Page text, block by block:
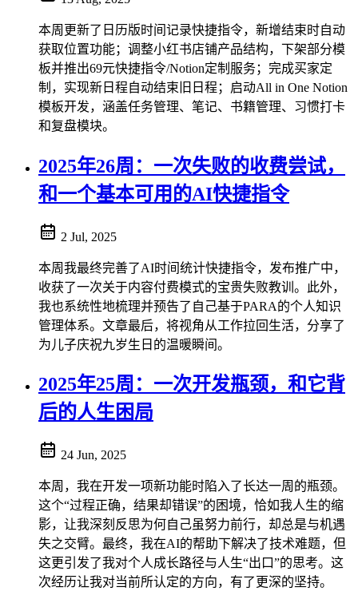
本周更新了日历版时间记录快捷指令，新增结束时自动
获取位置功能；调整小红书店铺产品结构，下架部分模
板并推出69元快捷指令/Notion定制服务；完成买家定
制，实现新日程自动结束旧日程；启动All in One Notion
模板开发，涵盖任务管理、笔记、书籍管理、习惯打卡
和复盘模块。
2025年26周：一次失败的收费尝试，
和一个基本可用的AI快捷指令
2 Jul, 2025
本周我最终完善了AI时间统计快捷指令，发布推广中，
收获了一次关于内容付费模式的宝贵失败教训。此外，
我也系统性地梳理并预告了自己基于PARA的个人知识
管理体系。文章最后，将视角从工作拉回生活，分享了
为儿子庆祝九岁生日的温暖瞬间。
2025年25周：一次开发瓶颈，和它背
后的人生困局
24 Jun, 2025
本周，我在开发一项新功能时陷入了长达一周的瓶颈。
这个“过程正确，结果却错误”的困境，恰如我人生的缩
影，让我深刻反思为何自己虽努力前行，却总是与机遇
失之交臂。最终，我在AI的帮助下解决了技术难题，但
这更引发了我对个人成长路径与人生“出口”的思考。这
次经历让我对当前所认定的方向，有了更深的坚持。